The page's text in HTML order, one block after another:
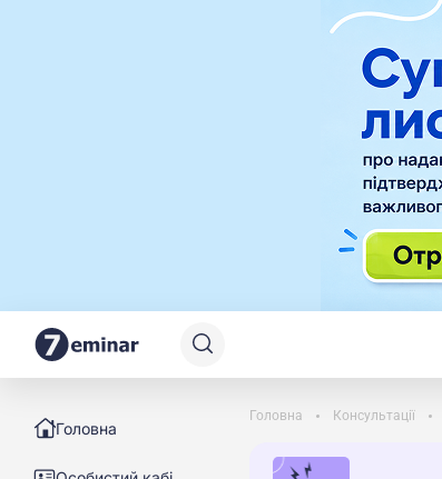
Головна
Головна Консультації